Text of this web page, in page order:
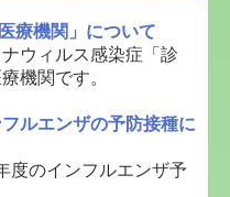
療機関」について
ウィルス感染症「診
機関です。
ルエンザの予防接種に
度のインフルエンザ予